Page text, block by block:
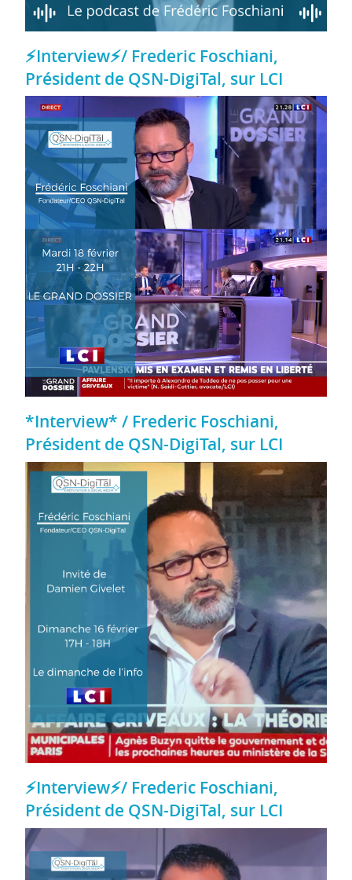
⚡Interview⚡/ Frederic Foschiani,
Président de QSN-DigiTal, sur LCI
*Interview* / Frederic Foschiani,
Président de QSN-DigiTal, sur LCI
⚡Interview⚡/ Frederic Foschiani,
Président de QSN-DigiTal, sur LCI